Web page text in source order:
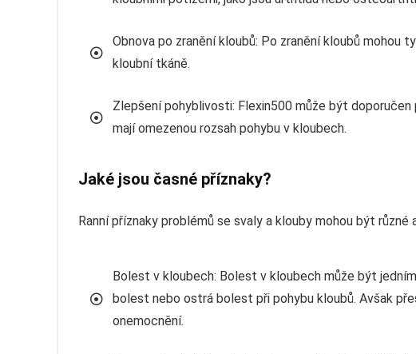
Obnova po zranění kloubů: Po zranění kloubů
kloubní tkáně.
Zlepšení pohyblivosti: Flexin500 může být
mají omezenou rozsah pohybu v kloubech.
Jaké jsou časné příznaky?
Ranní příznaky problémů se svaly a klouby mohou být různé
Bolest v kloubech: Bolest v kloubech může být
bolest nebo ostrá bolest při pohybu kloubů. Avšak
onemocnění.